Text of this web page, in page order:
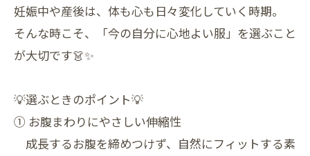
妊娠中や産後は、体も心も日々変化していく時期。
そんな時こそ、「今の自分に心地よい服」を選ぶこと
が大切です👗✨
💡選ぶときのポイント💡
① お腹まわりにやさしい伸縮性
成長するお腹を締めつけず、自然にフィットする素